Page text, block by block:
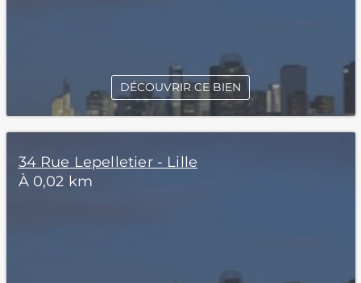
DÉCOUVRIR CE BIEN
34 Rue Lepelletier - Lille
À 0,02 km